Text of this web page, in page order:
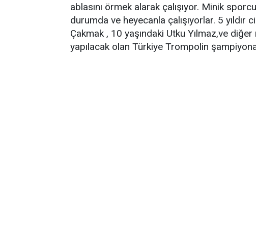
ablasını örmek alarak çalışıyor. Minik
durumda ve heyecanla çalışıyorlar. 5 yıldır
Çakmak , 10 yaşındaki Utku Yılmaz,ve
yapılacak olan Türkiye Trompolin